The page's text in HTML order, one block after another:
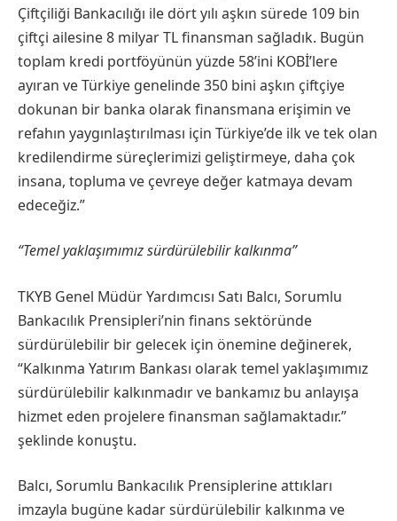
Çiftçiliği Bankacılığı ile dört yılı aşkın sürede 109 bin
çiftçi ailesine 8 milyar TL finansman sağladık. Bugün
toplam kredi portföyünün yüzde 58’ini KOBİ’lere
ayıran ve Türkiye genelinde 350 bini aşkın çiftçiye
dokunan bir banka olarak finansmana erişimin ve
refahın yaygınlaştırılması için Türkiye’de ilk ve tek olan
kredilendirme süreçlerimizi geliştirmeye, daha çok
insana, topluma ve çevreye değer katmaya devam
edeceğiz.”
“Temel yaklaşımımız sürdürülebilir kalkınma”
TKYB Genel Müdür Yardımcısı Satı Balcı, Sorumlu
Bankacılık Prensipleri’nin finans sektöründe
sürdürülebilir bir gelecek için önemine değinerek,
“Kalkınma Yatırım Bankası olarak temel yaklaşımımız
sürdürülebilir kalkınmadır ve bankamız bu anlayışa
hizmet eden projelere finansman sağlamaktadır.”
şeklinde konuştu.
Balcı, Sorumlu Bankacılık Prensiplerine attıkları
imzayla bugüne kadar sürdürülebilir kalkınma ve